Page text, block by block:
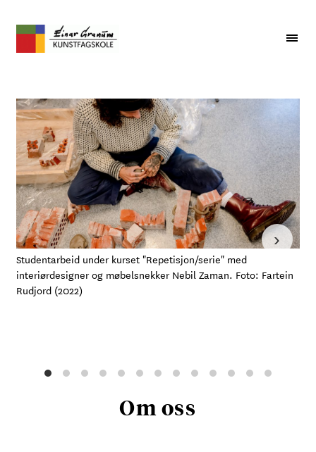
Studentarbeid under kurset "Repetisjon/serie" med
interiørdesigner og møbelsnekker Nebil Zaman. Foto: Fartein
Rudjord (2022)
›
Om oss